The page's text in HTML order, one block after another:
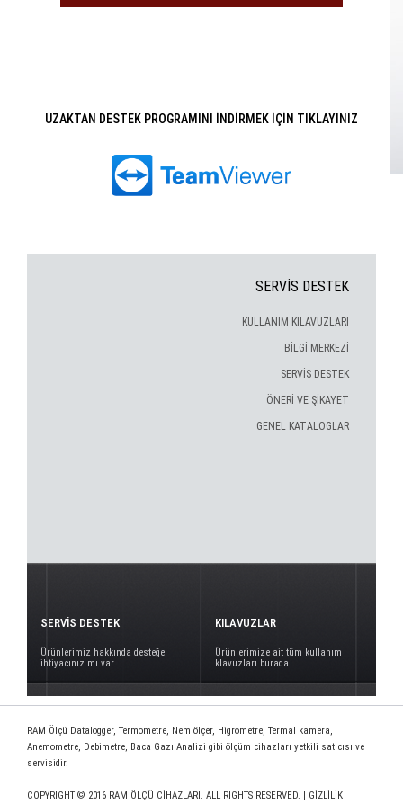
UZAKTAN DESTEK PROGRAMINI İNDİRMEK İÇİN TIKLAYINIZ
SERVİS DESTEK
KULLANIM KILAVUZLARI
BİLGİ MERKEZİ
SERVİS DESTEK
ÖNERİ VE ŞİKAYET
GENEL KATALOGLAR
SERVİS DESTEK
Ürünlerimiz hakkında desteğe
ihtiyacınız mı var ...
KILAVUZLAR
Ürünlerimize ait tüm kullanım
klavuzları burada...
RAM Ölçü Datalogger, Termometre, Nem ölçer, Higrometre, Termal kamera,
Anemometre, Debimetre, Baca Gazı Analizi gibi ölçüm cihazları yetkili satıcısı ve
servisidir.
COPYRIGHT © 2016 RAM ÖLÇÜ CİHAZLARI. ALL RIGHTS RESERVED. | GİZLİLİK